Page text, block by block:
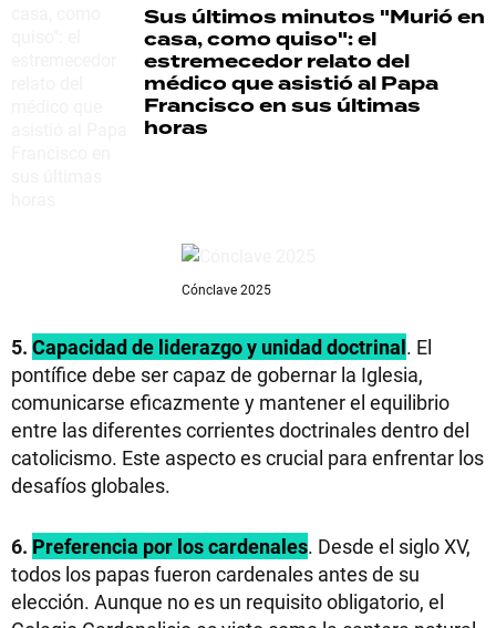
Sus últimos minutos "Murió en
casa, como quiso": el
estremecedor relato del
médico que asistió al Papa
Francisco en sus últimas
horas
Cónclave 2025
5. Capacidad de liderazgo y unidad doctrinal. El
pontífice debe ser capaz de gobernar la Iglesia,
comunicarse eficazmente y mantener el equilibrio
entre las diferentes corrientes doctrinales dentro del
catolicismo. Este aspecto es crucial para enfrentar los
desafíos globales.
6. Preferencia por los cardenales. Desde el siglo XV,
todos los papas fueron cardenales antes de su
elección. Aunque no es un requisito obligatorio, el